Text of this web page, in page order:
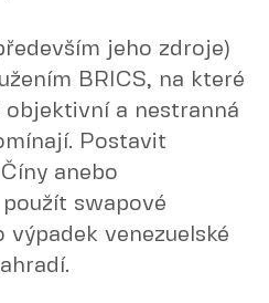
jeho zdroje)
BRICS, na které
objektivní a nestranná
Postavit
anebo
swapové
výpadek venezuelské